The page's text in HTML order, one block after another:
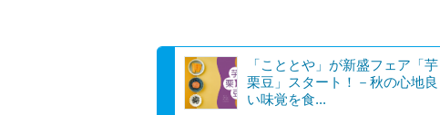
「こととや」が新盛フェア「芋
栗豆」スタート！－秋の心地良
い味覚を食...